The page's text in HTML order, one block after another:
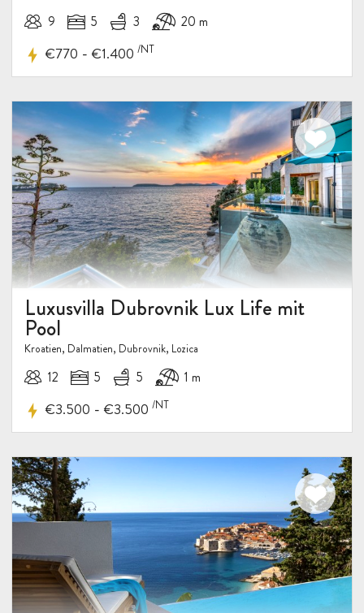
9 5 3 20 m
€770 - €1.400 /NT
Luxusvilla Dubrovnik Lux Life mit
Pool
Kroatien, Dalmatien, Dubrovnik, Lozica
12 5 5 1 m
€3.500 - €3.500 /NT